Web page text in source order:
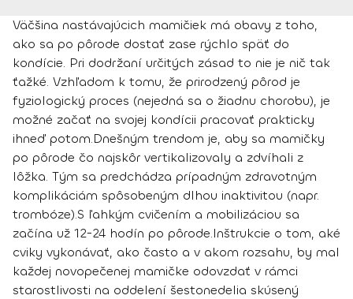
Väčšina nastávajúcich mamičiek má obavy z toho,
ako sa po pôrode dostať zase rýchlo späť do
kondície. Pri dodržaní určitých zásad to nie je nič tak
ťažké. Vzhľadom k tomu, že prirodzený pôrod je
fyziologický proces (nejedná sa o žiadnu chorobu), je
možné začať na svojej kondícii pracovať prakticky
ihneď potom.Dnešným trendom je, aby sa mamičky
po pôrode čo najskôr vertikalizovaly a zdvíhali z
lôžka. Tým sa predchádza prípadným zdravotným
komplikáciám spôsobeným dlhou inaktivitou (napr.
trombóze).S ľahkým cvičením a mobilizáciou sa
začína už 12-24 hodín po pôrode.Inštrukcie o tom, aké
cviky vykonávať, ako často a v akom rozsahu, by mal
každej novopečenej mamičke odovzdať v rámci
starostlivosti na oddelení šestonedelia skúsený